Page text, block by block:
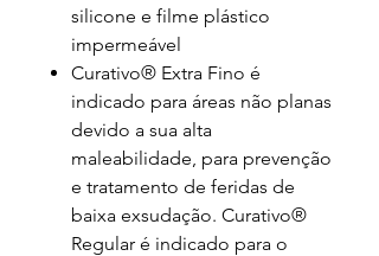
silicone e filme plástico
impermeável
Curativo® Extra Fino é
indicado para áreas não planas
devido a sua alta
maleabilidade, para prevenção
e tratamento de feridas de
baixa exsudação. Curativo®
Regular é indicado para o